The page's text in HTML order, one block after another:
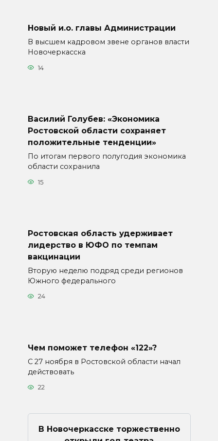
Новый и.о. главы Администрации
В высшем кадровом звене органов власти
Новочеркасска
14
Василий Голубев: «Экономика
Ростовской области сохраняет
положительные тенденции»
По итогам первого полугодия экономика
области сохранила
15
Ростовская область удерживает
лидерство в ЮФО по темпам
вакцинации
Вторую неделю подряд среди регионов
Южного федерального
24
Чем поможет телефон «122»?
С 27 ноября в Ростовской области начал
действовать
22
В Новочеркасске торжественно